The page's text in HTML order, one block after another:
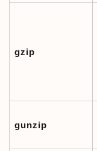
gzip
gunzip